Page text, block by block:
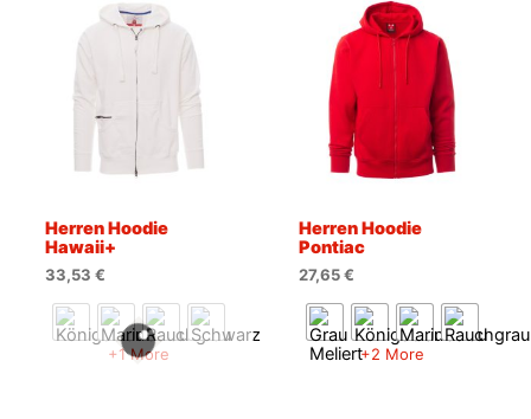
Herren Hoodie
Hawaii+
33,53 €
+1 More
Herren Hoodie
Pontiac
27,65€
+2 More